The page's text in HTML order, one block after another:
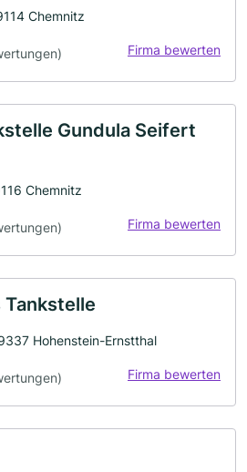
Chemnitz
Firma bewerten
Gundula Seifert
Chemnitz
Firma bewerten
Tankstelle
Hohenstein-Ernstthal
Firma bewerten